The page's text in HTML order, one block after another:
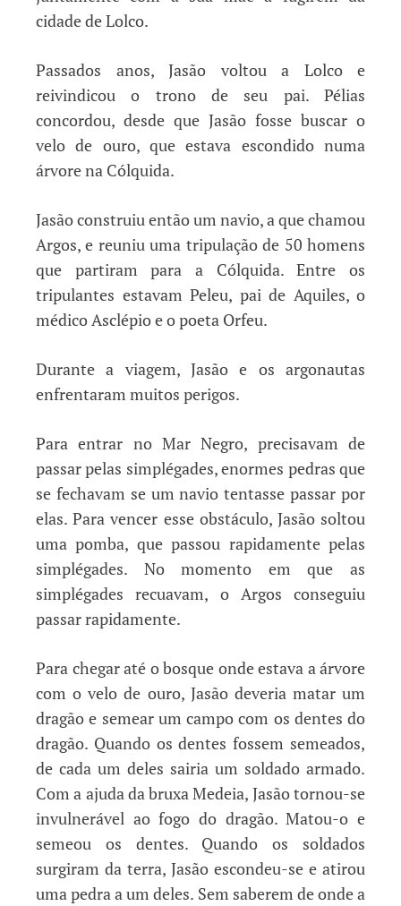
cidade de Lolco.
Passados anos, Jasão voltou a Lolco e
reivindicou o trono de seu pai. Pélias
concordou, desde que Jasão fosse buscar o
velo de ouro, que estava escondido numa
árvore na Cólquida.
Jasão construiu então um navio, a que chamou
Argos, e reuniu uma tripulação de 50 homens
que partiram para a Cólquida. Entre os
tripulantes estavam Peleu, pai de Aquiles, o
médico Asclépio e o poeta Orfeu.
Durante a viagem, Jasão e os argonautas
enfrentaram muitos perigos.
Para entrar no Mar Negro, precisavam de
passar pelas simplégades, enormes pedras que
se fechavam se um navio tentasse passar por
elas. Para vencer esse obstáculo, Jasão soltou
uma pomba, que passou rapidamente pelas
simplégades. No momento em que as
simplégades recuavam, o Argos conseguiu
passar rapidamente.
Para chegar até o bosque onde estava a árvore
com o velo de ouro, Jasão deveria matar um
dragão e semear um campo com os dentes do
dragão. Quando os dentes fossem semeados,
de cada um deles sairia um soldado armado.
Com a ajuda da bruxa Medeia, Jasão tornou-se
invulnerável ao fogo do dragão. Matou-o e
semeou os dentes. Quando os soldados
surgiram da terra, Jasão escondeu-se e atirou
uma pedra a um deles. Sem saberem de onde a